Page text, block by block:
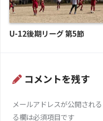
U-12後期リーグ 第5節
コメントを残す
メールアドレスが公開され
る欄は必須項目です